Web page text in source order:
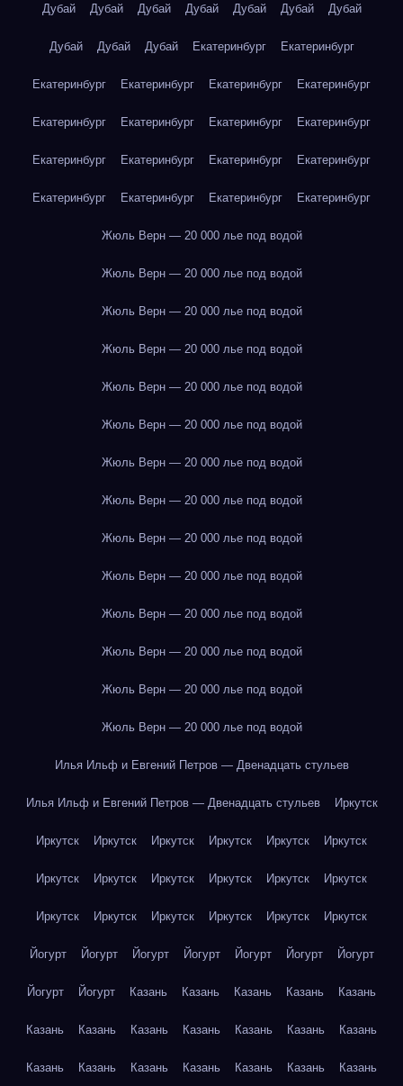
Дубай Дубай Дубай Дубай Дубай Дубай Дубай
Дубай Дубай Дубай Екатеринбург Екатеринбург
Екатеринбург Екатеринбург Екатеринбург Екатеринбург
Екатеринбург Екатеринбург Екатеринбург Екатеринбург
Екатеринбург Екатеринбург Екатеринбург Екатеринбург
Екатеринбург Екатеринбург Екатеринбург Екатеринбург
Жюль Верн — 20 000 лье под водой
Жюль Верн — 20 000 лье под водой
Жюль Верн — 20 000 лье под водой
Жюль Верн — 20 000 лье под водой
Жюль Верн — 20 000 лье под водой
Жюль Верн — 20 000 лье под водой
Жюль Верн — 20 000 лье под водой
Жюль Верн — 20 000 лье под водой
Жюль Верн — 20 000 лье под водой
Жюль Верн — 20 000 лье под водой
Жюль Верн — 20 000 лье под водой
Жюль Верн — 20 000 лье под водой
Жюль Верн — 20 000 лье под водой
Жюль Верн — 20 000 лье под водой
Илья Ильф и Евгений Петров — Двенадцать стульев
Илья Ильф и Евгений Петров — Двенадцать стульев Иркутск
Иркутск Иркутск Иркутск Иркутск Иркутск Иркутск
Иркутск Иркутск Иркутск Иркутск Иркутск Иркутск
Иркутск Иркутск Иркутск Иркутск Иркутск Иркутск
Йогурт Йогурт Йогурт Йогурт Йогурт Йогурт Йогурт
Йогурт Йогурт Казань Казань Казань Казань Казань
Казань Казань Казань Казань Казань Казань Казань
Казань Казань Казань Казань Казань Казань Казань